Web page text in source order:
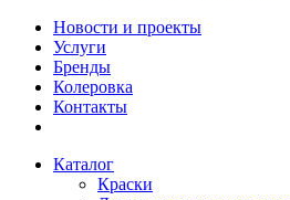
Новости и проекты
Услуги
Бренды
Колеровка
Контакты
Каталог
Краски